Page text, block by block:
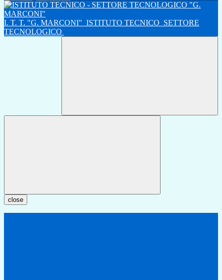
I. T. T. "G. MARCONI" ISTITUTO TECNICO SETTORE
TECNOLOGICO
close